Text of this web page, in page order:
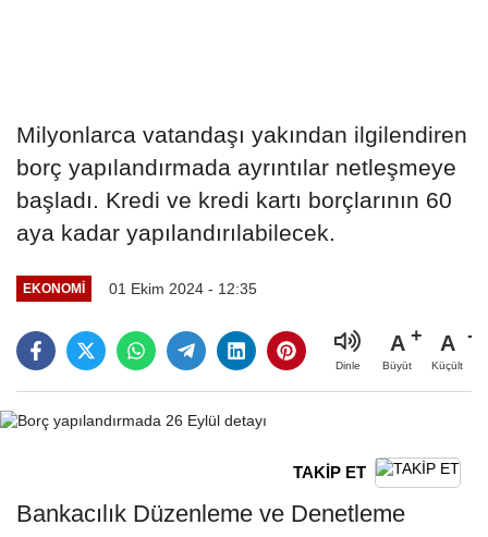
Milyonlarca vatandaşı yakından ilgilendiren
borç yapılandırmada ayrıntılar netleşmeye
başladı. Kredi ve kredi kartı borçlarının 60
aya kadar yapılandırılabilecek.
EKONOMI 01 Ekim 2024 - 12:35
Dinle
A
Büyüt
A
Küçült
TAKİP ET
Bankacılık Düzenleme ve Denetleme